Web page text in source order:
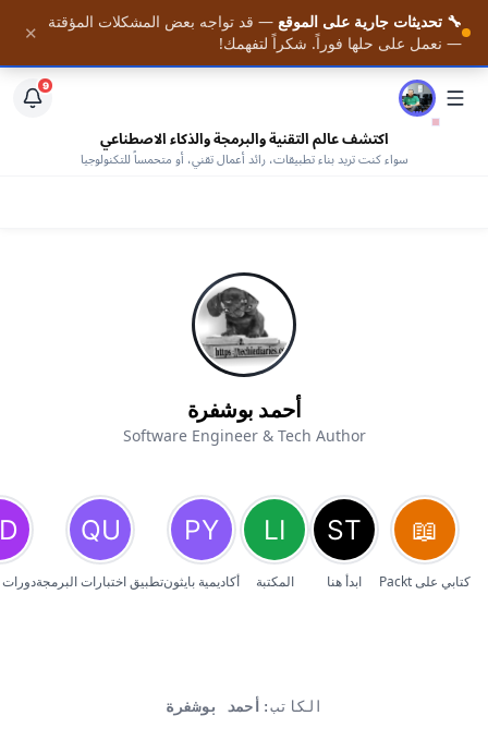
📚 احصل على أحدث المقالات فور نشرها — مع وصول كامل
لمكتبتنا من الكتب المجانية —افتح المكتبة
9
اكتشف عالم التقنية والبرمجة والذكاء الاصطناعي
سواء كنت تريد بناء تطبيقات، رائد أعمال تقني، أو متحمساً للتكنولوجيا
AHMED BOUCHEFRA
الرئيسية
أحمد بوشفرة
Software Engineer & Tech Author
كتابي على Packt ابدأ هنا المكتبة أكاديمية بايثونتطبيق اختبارات البرمجةدورات
الكاتب: أحمد بوشفرة
🔧 تحديثات جارية على الموقع — قد تواجه بعض المشكلات المؤقتة
— نعمل على حلها فوراً. شكراً لتفهمك!
✕